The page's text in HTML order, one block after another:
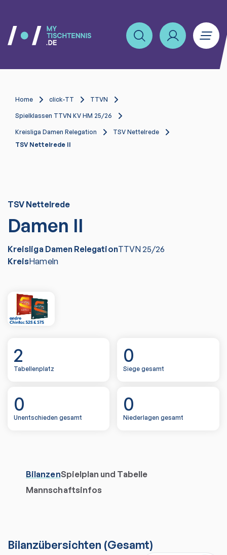
Home click-TT TTVN
Spielklassen TTVN KV HM 25/26
Kreisliga Damen Relegation
TSV Nettelrede
TSV Nettelrede II
TSV Nettelrede
Damen II
Kreisliga Damen RelegationTTVN25/26
KreisHameln
2
Tabellenplatz
0
Siege gesamt
0
Unentschieden gesamt
0
Niederlagen gesamt
BilanzenSpielplan und Tabelle
Mannschaftsinfos
Bilanzübersichten (Gesamt)